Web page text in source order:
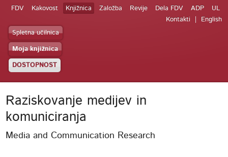
FDV Kakovost Knjižnica Založba Revije Dela FDV ADP
UL
Kontakti
English
Spletna učilnica
Moja knjižnica
DOSTOPNOST
Raziskovanje medijev in
komuniciranja
Media and Communication Research